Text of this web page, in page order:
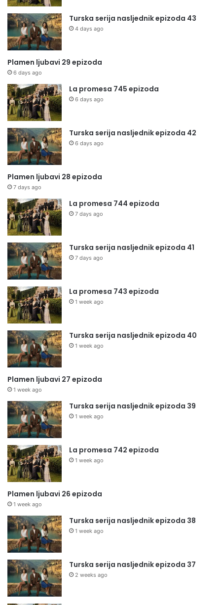
Turska serija nasljednik epizoda 43
4 days ago
Plamen ljubavi 29 epizoda
6 days ago
La promesa 745 epizoda
6 days ago
Turska serija nasljednik epizoda 42
6 days ago
Plamen ljubavi 28 epizoda
7 days ago
La promesa 744 epizoda
7 days ago
Turska serija nasljednik epizoda 41
7 days ago
La promesa 743 epizoda
1 week ago
Turska serija nasljednik epizoda 40
1 week ago
Plamen ljubavi 27 epizoda
1 week ago
Turska serija nasljednik epizoda 39
1 week ago
La promesa 742 epizoda
1 week ago
Plamen ljubavi 26 epizoda
1 week ago
Turska serija nasljednik epizoda 38
1 week ago
Turska serija nasljednik epizoda 37
2 weeks ago